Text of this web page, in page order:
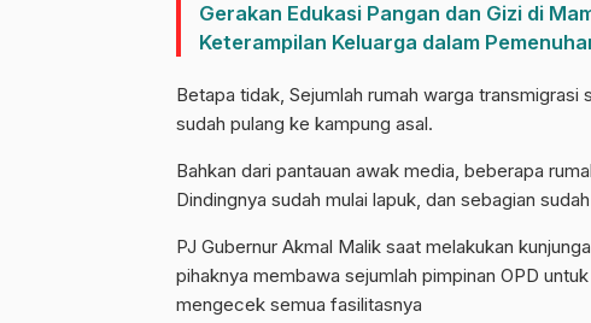
Gerakan Edukasi Pangan dan Gizi di
Keterampilan Keluarga dalam
Betapa tidak, Sejumlah rumah warga
sudah pulang ke kampung asal.
Bahkan dari pantauan awak media, beberapa
Dindingnya sudah mulai lapuk, dan sebagian
PJ Gubernur Akmal Malik saat melakukan
pihaknya membawa sejumlah pimpinan OPD
mengecek semua fasilitasnya